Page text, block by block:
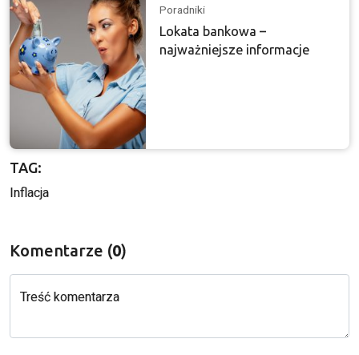
Poradniki
Lokata bankowa –
najważniejsze informacje
TAG:
Inflacja
Komentarze (0)
Treść komentarza